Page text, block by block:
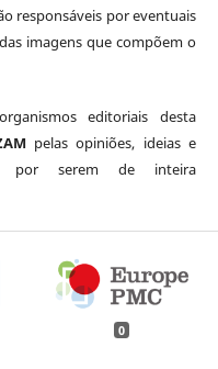
responsáveis por eventuais
imagens que compõem o
editoriais desta
pelas opiniões, ideias e
por serem de inteira
0